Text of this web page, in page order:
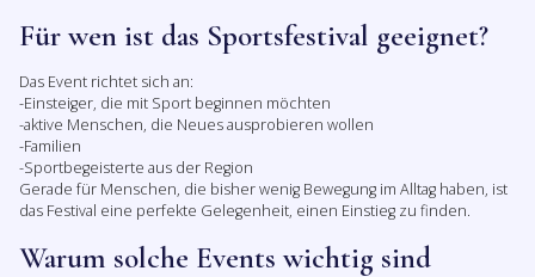
Für wen ist das Sportsfestival geeignet?
Das Event richtet sich an:
-Einsteiger, die mit Sport beginnen möchten
-aktive Menschen, die Neues ausprobieren wollen
-Familien
-Sportbegeisterte aus der Region
Gerade für Menschen, die bisher wenig Bewegung im Alltag haben, ist
das Festival eine perfekte Gelegenheit, einen Einstieg zu finden.
Warum solche Events wichtig sind